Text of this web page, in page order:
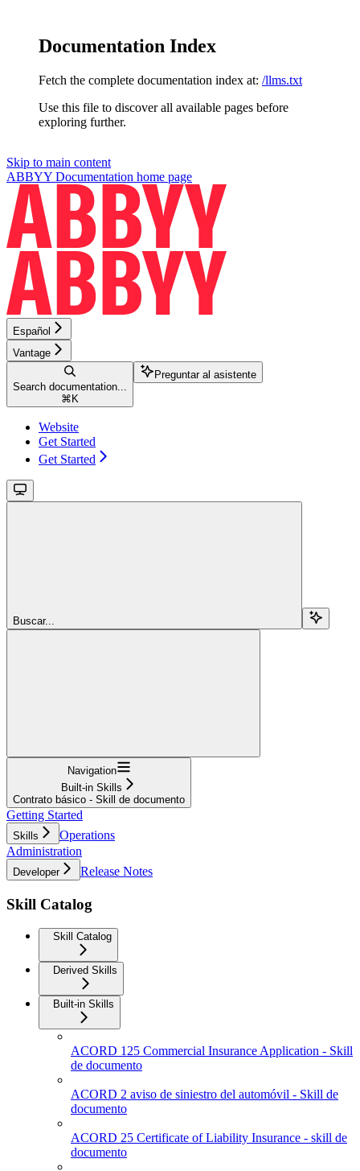
Documentation Index
Fetch the complete documentation index at: /llms.txt
Use this file to discover all available pages before
exploring further.
Skip to main content
ABBYY Documentation home page
Español
Vantage
Search documentation...
⌘ K
Preguntar al asistente
Website
Get Started
Get Started
Buscar...
Navigation
Built-in Skills
Contrato básico - Skill de documento
Getting Started
Skills
Operations
Administration
Developer Release Notes
Skill Catalog
Skill Catalog
Derived Skills
Built-in Skills
ACORD 125 Commercial Insurance Application - Skill
de documento
ACORD 2 aviso de siniestro del automóvil - Skill de
documento
ACORD 25 Certificate of Liability Insurance - skill de
documento